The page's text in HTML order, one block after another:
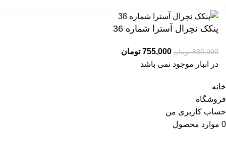
پنکک نچرال آسترا شماره 36
830,000 تومان 755,000 تومان
در انبار موجود نمی باشد
خانه
فروشگاه
حساب کاربری من
0 موارد محصول